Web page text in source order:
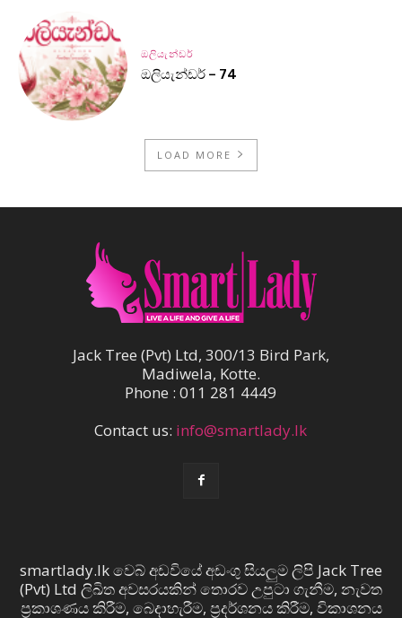
ඔලියැන්ඩර්
ඔලියැන්ඩර් – 74
LOAD MORE
Jack Tree (Pvt) Ltd, 300/13 Bird Park,
Madiwela, Kotte.
Phone : 011 281 4449
Contact us: info@smartlady.lk
smartlady.lk වෙබ් අඩවියේ අඩංගු සියලුම ලිපි Jack Tree
(Pvt) Ltd ලිඛිත අවසරයකින් තොරව උපුටා ගැනීම, නැවත
ප්‍රකාශණය කිරීම, බෙදාහැරීම, ප්‍රදර්ශනය කිරීම, විකාශනය